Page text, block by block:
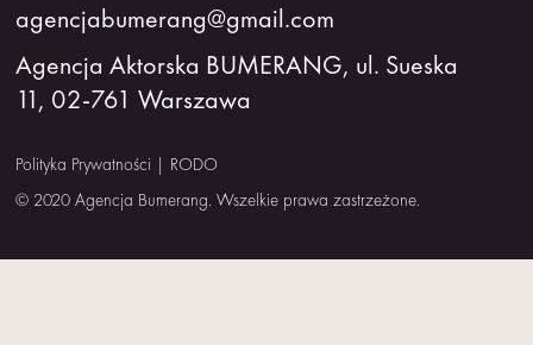
O
NAS
agencjabumerang@gmail.com
Agencja Aktorska BUMERANG, ul. Sueska
11, 02-761 Warszawa
Polityka Prywatności | RODO
© 2020 Agencja Bumerang. Wszelkie prawa zastrzeżone.